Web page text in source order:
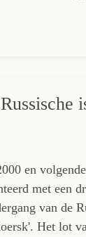
en
met een
van de
Het lot